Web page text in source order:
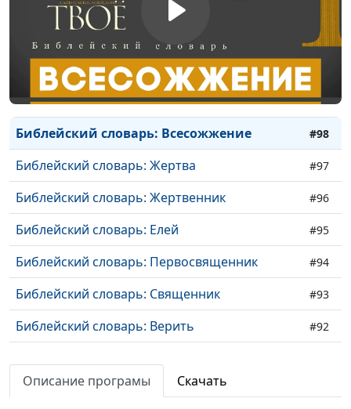
Библейский словарь: Язычники #102
Библейский словарь: Видение #101
Библейский словарь: Труд #100
Библейский словарь: Десятина #99
Библейский словарь: Всесожжение #98
Библейский словарь: Жертва #97
Библейский словарь: Жертвенник #96
Библейский словарь: Елей #95
Библейский словарь: Первосвященник #94
Библейский словарь: Священник #93
Библейский словарь: Верить #92
Библейский словарь: Клятва
Описание програмы Скачать